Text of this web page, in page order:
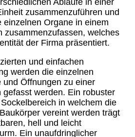
zusammenzuführen und
einzelnen Organe in einem
zusammenzufassen, welches
der Firma präsentiert.
und einfachen
werden die einzelnen
und Öffnungen zu einer
gefasst werden. Ein robuster
in welchem die
vereint werden trägt
hell und leicht
Ein unaufdringlicher